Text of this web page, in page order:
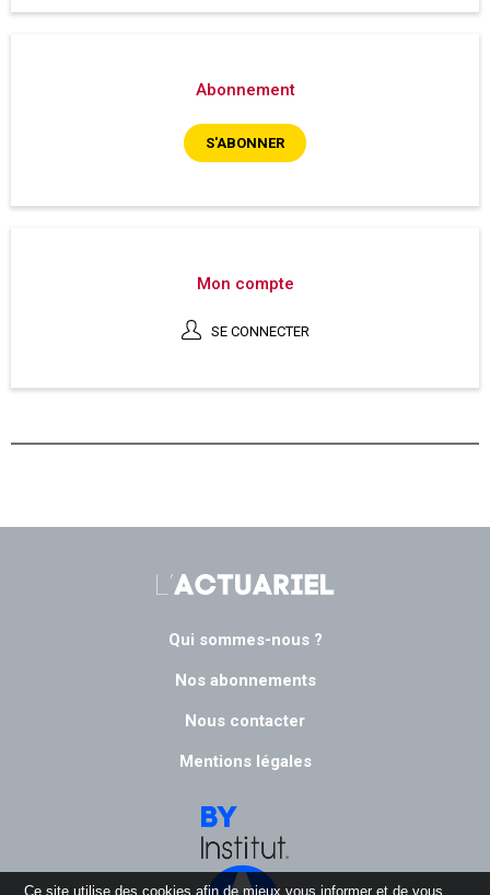
Abonnement
S'ABONNER
Mon compte
SE CONNECTER
Qui sommes-nous ?
Nos abonnements
Nous contacter
Mentions légales
Ce site utilise des cookies afin de mieux vous informer et de vous